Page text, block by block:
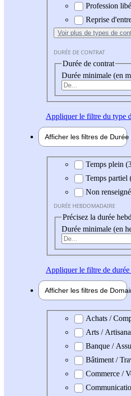
Profession
Reprise
Voir plus de types de
DURÉE DE CONTRAT
Durée de contrat
Durée minimale (en
Appliquerle filtre du type
Afficher les filtres de Durée
Durée hebdomadaire
Temps plein
Temps partiel
Non
DURÉE HEBDOMADAIRE
Précisez la durée
Durée minimale (en
Appliquerle filtre de durée
Afficher les filtres de
Domaine professionel
Achats /
Arts /
Banque /
Bâtiment /
Commerce /